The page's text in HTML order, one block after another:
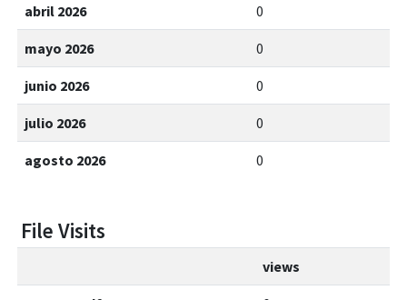
abril 2026 0
mayo 2026 0
junio 2026 0
julio 2026 0
agosto 2026 0
File Visits
views